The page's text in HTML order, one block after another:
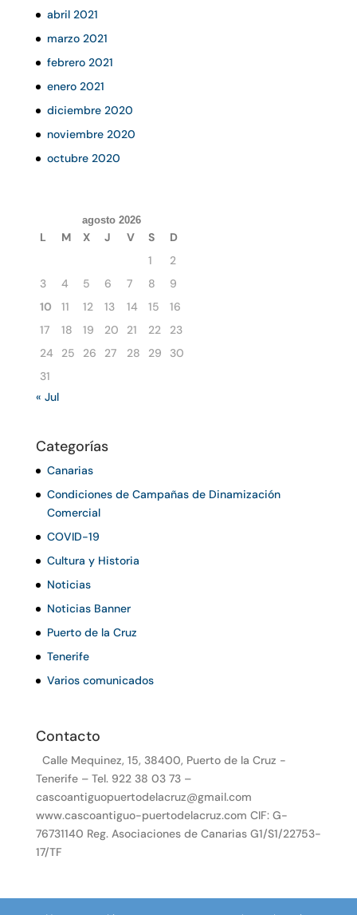
abril 2021
marzo 2021
febrero 2021
enero 2021
diciembre 2020
noviembre 2020
octubre 2020
agosto 2026
L M X J V S
D
1
2
3
4 5 6 7 8
9
10
11 12 13 14 15
16
17
18 19 20 21 22
23
24
25 26 27 28 29
30
31
« Jul
Categorías
Canarias
Condiciones de Campañas de Dinamización
Comercial
COVID-19
Cultura y Historia
Noticias
Noticias Banner
Puerto de la Cruz
Tenerife
Varios comunicados
Contacto
Calle Mequinez, 15, 38400, Puerto de la Cruz -
Tenerife – Tel. 922 38 03 73 –
cascoantiguopuertodelacruz@gmail.com
www.cascoantiguo-puertodelacruz.com CIF: G-
76731140 Reg. Asociaciones de Canarias G1/S1/22753-
17/TF